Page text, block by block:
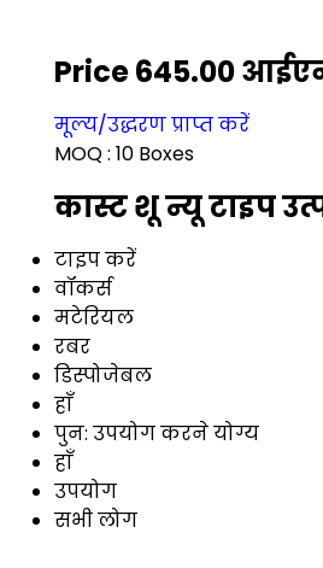
Price 645.00
मूल्य/उद्धरण प्राप्त करें
MOQ : 10 Boxes
कास्ट शू न्यू टाइप
टाइप करें
वॉकर्स
मटेरियल
रबर
डिस्पोजेबल
हाँ
पुन: उपयोग करने योग्य
हाँ
उपयोग
सभी लोग